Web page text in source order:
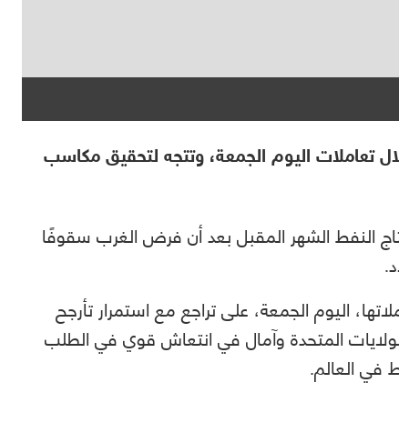
النفط الخام نحو 2.5%، خلال تعاملات اليوم الجمعة، وتتجه لتحقيق مكاسب
النفط الشهر المقبل بعد أن فرض الغرب سقوفًا
اليوم الجمعة، على تراجع مع استمرار تأرجح
المتحدة وآمال في انتعاش قوي في الطلب
في العالم.